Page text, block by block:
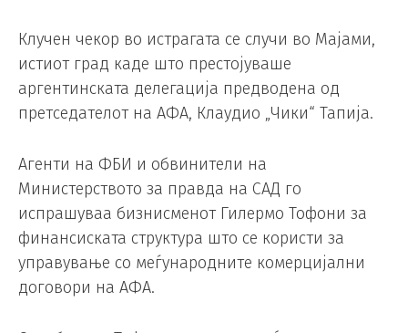
Клучен чекор во истрагата се случи во Мајами,
истиот град каде што престојуваше
аргентинската делегација предводена од
претседателот на АФА, Клаудио „Чики“ Тапија.
Агенти на ФБИ и обвинители на
Министерството за правда на САД го
испрашуваа бизнисменот Гилермо Тофони за
финансиската структура што се користи за
управување со меѓународните комерцијални
договори на АФА.